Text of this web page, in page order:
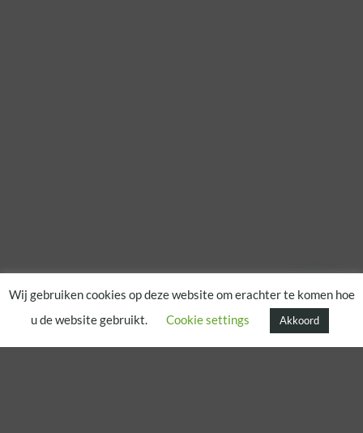
Wij gebruiken cookies op deze website om erachter te komen hoe
u de website gebruikt.
Cookie settings Akkoord